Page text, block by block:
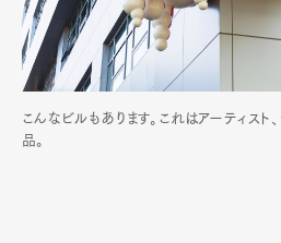
こんなビルもあります。これはアーティスト
品。